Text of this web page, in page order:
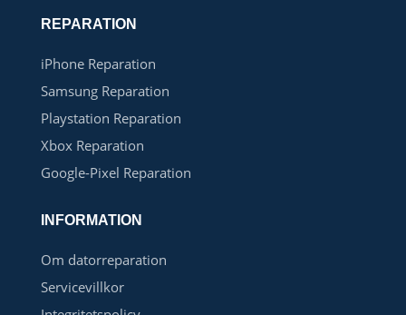
REPARATION
iPhone Reparation
Samsung Reparation
Playstation Reparation
Xbox Reparation
Google-Pixel Reparation
INFORMATION
Om datorreparation
Servicevillkor